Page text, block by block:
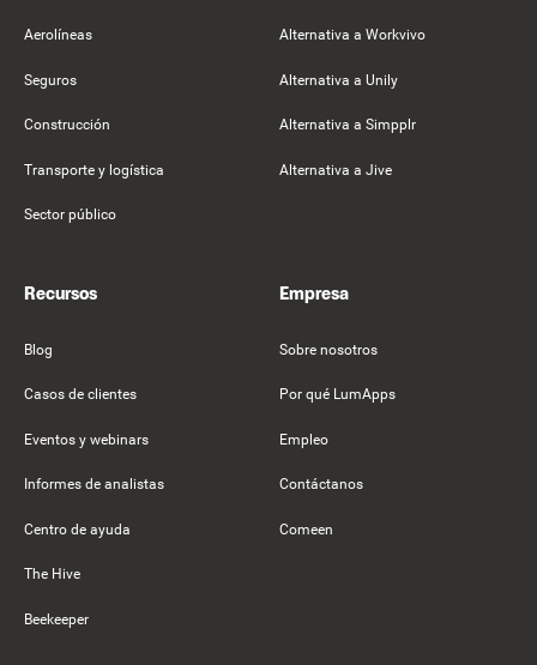
Aerolíneas
Seguros
Construcción
Transporte y logística
Sector público
Alternativa a Workvivo
Alternativa a Unily
Alternativa a Simpplr
Alternativa a Jive
Recursos
Blog
Casos de clientes
Eventos y webinars
Informes de analistas
Centro de ayuda
The Hive
Beekeeper
Empresa
Sobre nosotros
Por qué LumApps
Empleo
Contáctanos
Comeen